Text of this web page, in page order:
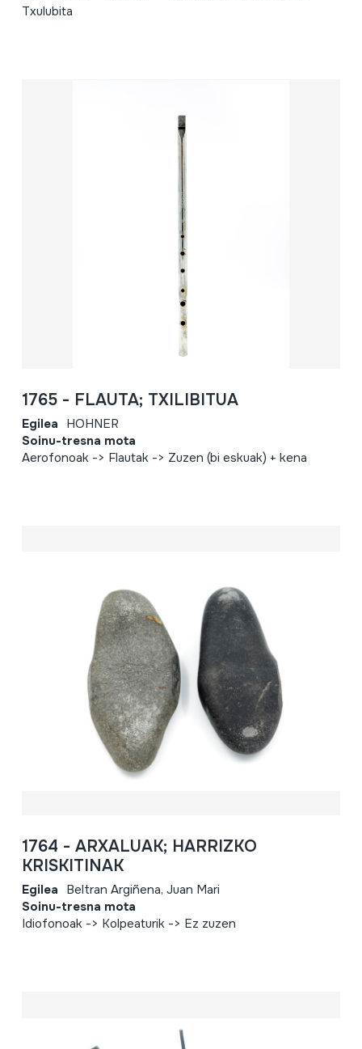
Txulubita
1765 - FLAUTA; TXILIBITUA
Egilea HOHNER
Soinu-tresna mota
Aerofonoak -> Flautak -> Zuzen (bi eskuak) + kena
1764 - ARXALUAK; HARRIZKO
KRISKITINAK
Egilea Beltran Argiñena, Juan Mari
Soinu-tresna mota
Idiofonoak -> Kolpeaturik -> Ez zuzen